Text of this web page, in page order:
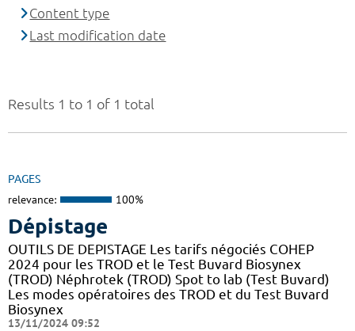
Results 1 to 1 of 1 total
PAGES
relevance: 100%
Dépistage
OUTILS DE DEPISTAGE Les tarifs négociés COHEP
2024 pour les TROD et le Test Buvard Biosynex
(TROD) Néphrotek (TROD) Spot to lab (Test Buvard)
Les modes opératoires des TROD et du Test Buvard
Biosynex
13/11/2024 09:52
Content type
Last modification date